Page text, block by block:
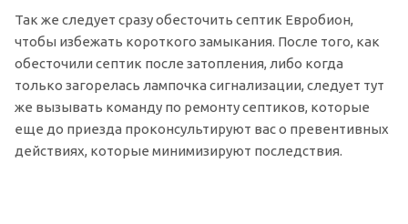
Так же следует сразу обесточить септик Евробион,
чтобы избежать короткого замыкания. После того, как
обесточили септик после затопления, либо когда
только загорелась лампочка сигнализации, следует тут
же вызывать команду по ремонту септиков, которые
еще до приезда проконсультируют вас о превентивных
действиях, которые минимизируют последствия.